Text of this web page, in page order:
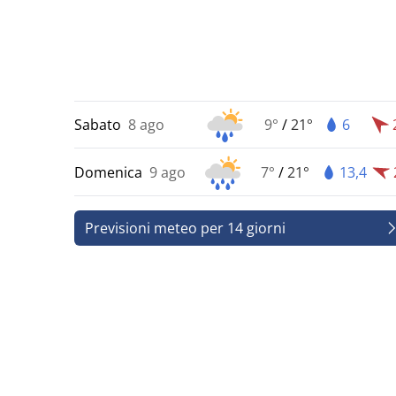
Sabato 8 ago 9° /21° 6
Domenica 9 ago 7° /21° 13,4
Previsioni meteo per 14 giorni